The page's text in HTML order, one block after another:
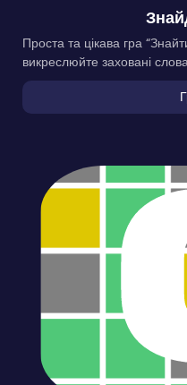
Проста та цікава гра
викреслюйте заховані